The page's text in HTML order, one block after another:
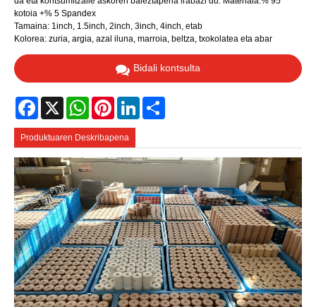
kotoia +% 5 Spandex
Tamaina: 1inch, 1.5inch, 2inch, 3inch, 4inch, etab
Kolorea: zuria, argia, azal iluna, marroia, beltza, txokolatea eta abar
Bidali kontsulta
Facebook
X WhatsAppPinterestLinkedIn
Produktuaren Deskribapena